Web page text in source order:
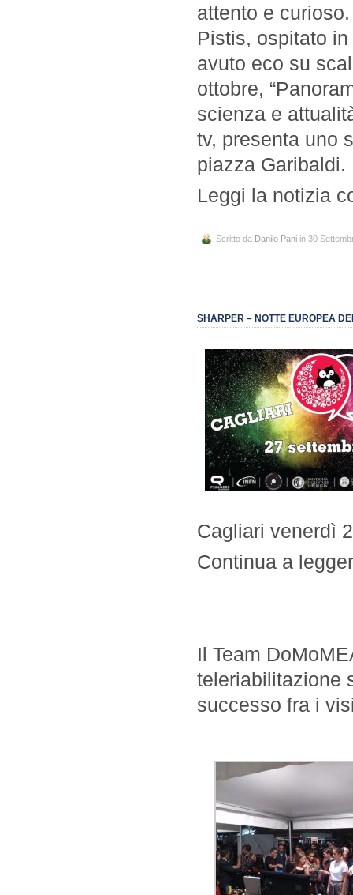
attento e
Pistis, ospitato
avuto eco su
ottobre,
scienza e
tv, presenta uno
piazza Garibaldi.
Leggi la notizia
Scritto da Danilo Pani in 30
SHARPER – NOTTE EUROPEA
Cagliari venerdì
Continua a
Il Team
teleriabilitazione
successo fra i